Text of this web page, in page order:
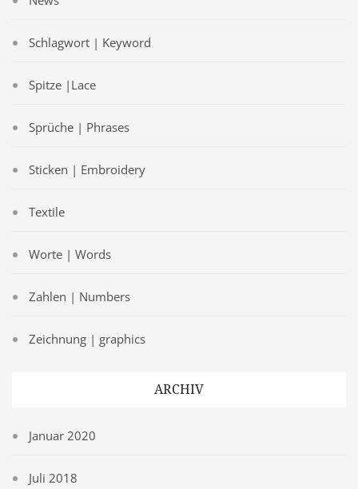
Schlagwort | Keyword
Spitze |Lace
Sprüche | Phrases
Sticken | Embroidery
Textile
Worte | Words
Zahlen | Numbers
Zeichnung | graphics
ARCHIV
Januar 2020
Juli 2018